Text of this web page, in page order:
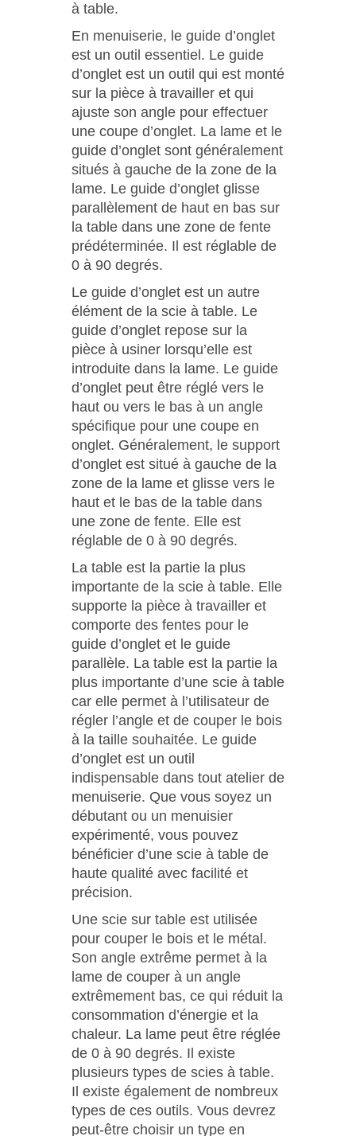
à table.
En menuiserie, le guide d’onglet
est un outil essentiel. Le guide
d’onglet est un outil qui est monté
sur la pièce à travailler et qui
ajuste son angle pour effectuer
une coupe d’onglet. La lame et le
guide d’onglet sont généralement
situés à gauche de la zone de la
lame. Le guide d’onglet glisse
parallèlement de haut en bas sur
la table dans une zone de fente
prédéterminée. Il est réglable de
0 à 90 degrés.
Le guide d’onglet est un autre
élément de la scie à table. Le
guide d’onglet repose sur la
pièce à usiner lorsqu’elle est
introduite dans la lame. Le guide
d’onglet peut être réglé vers le
haut ou vers le bas à un angle
spécifique pour une coupe en
onglet. Généralement, le support
d’onglet est situé à gauche de la
zone de la lame et glisse vers le
haut et le bas de la table dans
une zone de fente. Elle est
réglable de 0 à 90 degrés.
La table est la partie la plus
importante de la scie à table. Elle
supporte la pièce à travailler et
comporte des fentes pour le
guide d’onglet et le guide
parallèle. La table est la partie la
plus importante d’une scie à table
car elle permet à l’utilisateur de
régler l’angle et de couper le bois
à la taille souhaitée. Le guide
d’onglet est un outil
indispensable dans tout atelier de
menuiserie. Que vous soyez un
débutant ou un menuisier
expérimenté, vous pouvez
bénéficier d’une scie à table de
haute qualité avec facilité et
précision.
Une scie sur table est utilisée
pour couper le bois et le métal.
Son angle extrême permet à la
lame de couper à un angle
extrêmement bas, ce qui réduit la
consommation d’énergie et la
chaleur. La lame peut être réglée
de 0 à 90 degrés. Il existe
plusieurs types de scies à table.
Il existe également de nombreux
types de ces outils. Vous devrez
peut-être choisir un type en